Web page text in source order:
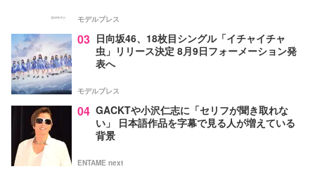
モデルプレス
03 日向坂46、18枚目シングル「イチャイチャ
虫」リリース決定 8月9日フォーメーション発
表へ
モデルプレス
04 GACKTや小沢仁志に「セリフが聞き取れな
い」 日本語作品を字幕で見る人が増えている
背景
ENTAME next